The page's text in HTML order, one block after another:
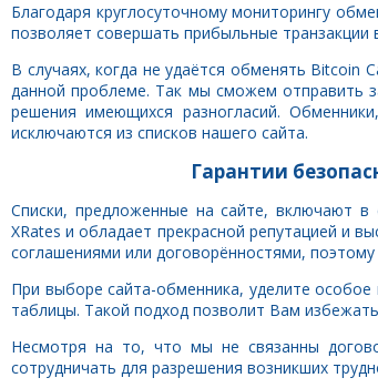
Благодаря круглосуточному мониторингу
позволяет совершать прибыльные транзакции
В случаях, когда не удаётся обменять Bitcoin
данной проблеме. Так мы сможем отправить
решения имеющихся разногласий.
исключаются из списков нашего сайта.
Гарантии
Списки, предложенные на сайте, включают
XRates и обладает прекрасной репутацией и
соглашениями или договорённостями,
При выборе сайта-обменника, уделите
таблицы. Такой подход позволит Вам
Несмотря на то, что мы не связанны
сотрудничать для разрешения возникших